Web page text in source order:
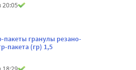
20:05
гранулы резано-
пакета (гр) 1,5